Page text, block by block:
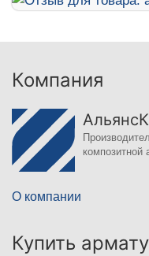
Компания
композитной
О компании
Купить